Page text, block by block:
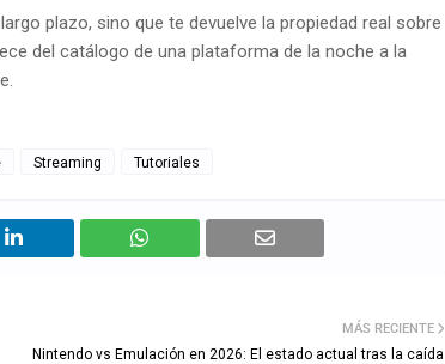
plazo, sino que te devuelve la propiedad real sobre
del catálogo de una plataforma de la noche a la
Streaming Tutoriales
MÁS RECIENTE
Nintendo vs Emulación en 2026: El estado actual tras la caída